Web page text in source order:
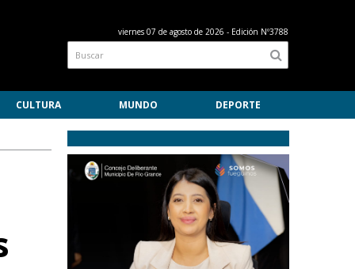
viernes 07 de agosto de 2026 - Edición Nº3788
CULTURA MUNDO DEPORTE